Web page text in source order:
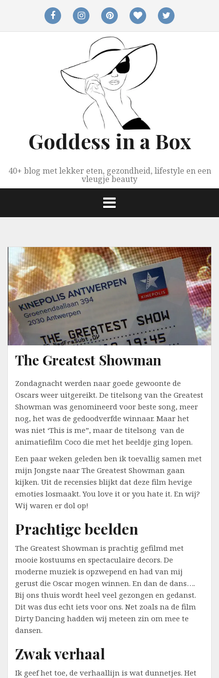
facebookinstagrampinterestbloglovintwitter
Goddess in a Box
40+ blog met lekker eten, gezondheid, lifestyle en een
vleugje beauty
The Greatest Showman
Zondagnacht werden naar goede gewoonte de
Oscars weer uitgereikt. De titelsong van the Greatest
Showman was genomineerd voor beste song, meer
nog, het was de gedoodverfde winnaar. Maar het
was niet ‘This is me”, maar de titelsong van de
animatiefilm Coco die met het beeldje ging lopen.
Een paar weken geleden ben ik toevallig samen met
mijn Jongste naar The Greatest Showman gaan
kijken. Uit de recensies blijkt dat deze film hevige
emoties losmaakt. You love it or you hate it. En wij?
Wij waren er dol op!
Prachtige beelden
The Greatest Showman is prachtig gefilmd met
mooie kostuums en spectaculaire decors. De
moderne muziek is opzwepend en had van mij
gerust die Oscar mogen winnen. En dan de dans….
Bij ons thuis wordt heel veel gezongen en gedanst.
Dit was dus echt iets voor ons. Net zoals na de film
Dirty Dancing hadden wij meteen zin om mee te
dansen.
Zwak verhaal
Ik geef het toe, de verhaallijn is wat dunnetjes. Het